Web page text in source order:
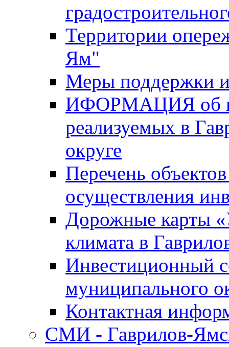
Территории
Ям"
Меры поддержки
ИФОРМАЦИЯ об
реализуемых в
округе
Перечень
осуществления
Дорожные карты
климата в
Инвестиционный
муниципального
Контактная
СМИ - Гаврилов-